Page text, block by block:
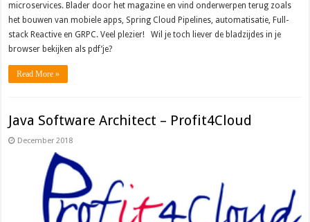
microservices. Blader door het magazine en vind onderwerpen terug zoals
het bouwen van mobiele apps, Spring Cloud Pipelines, automatisatie, Full-
stack Reactive en GRPC. Veel plezier! Wil je toch liever de bladzijdes in je
browser bekijken als pdf’je?
Read More »
Java Software Architect – Profit4Cloud
December 2018